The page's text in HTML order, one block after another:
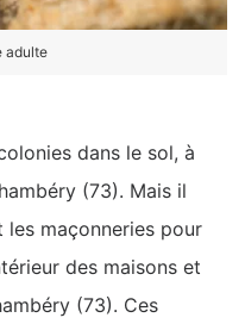
adulte
dans le sol, à
(73). Mais il
les maçonneries pour
des maisons et
(73). Ces